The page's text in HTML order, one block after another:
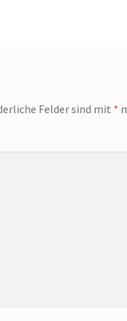
Felder sind mit *